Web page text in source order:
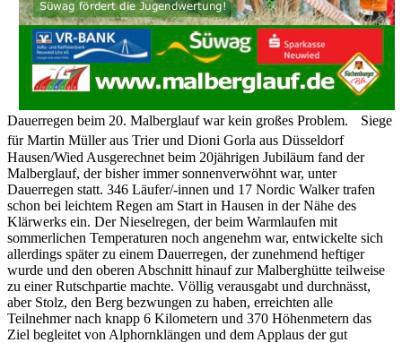
Dauerregen beim 20. Malberglauf war kein großes Problem. Siege
für Martin Müller aus Trier und Dioni Gorla aus Düsseldorf
Hausen/Wied Ausgerechnet beim 20jährigen Jubiläum fand der
Malberglauf, der bisher immer sonnenverwöhnt war, unter
Dauerregen statt. 346 Läufer/-innen und 17 Nordic Walker trafen
schon bei leichtem Regen am Start in Hausen in der Nähe des
Klärwerks ein. Der Nieselregen, der beim Warmlaufen mit
sommerlichen Temperaturen noch angenehm war, entwickelte sich
allerdings später zu einem Dauerregen, der zunehmend heftiger
wurde und den oberen Abschnitt hinauf zur Malberghütte teilweise
zu einer Rutschpartie machte. Völlig verausgabt und durchnässt,
aber Stolz, den Berg bezwungen zu haben, erreichten alle
Teilnehmer nach knapp 6 Kilometern und 370 Höhenmetern das
Ziel begleitet von Alphornklängen und dem Applaus der gut